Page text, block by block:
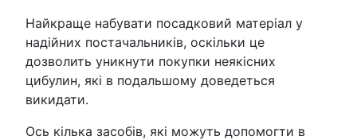
Найкраще набувати посадковий матеріал у
надійних постачальників, оскільки це
дозволить уникнути покупки неякісних
цибулин, які в подальшому доведеться
викидати.
Ось кілька засобів, які можуть допомогти в